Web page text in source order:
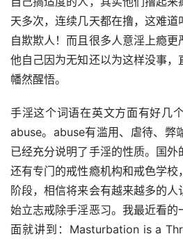
天多次，连续几天都在撸，这难
自欺欺人！而且很多人意淫上瘾
他自己因为无知还以为这样没事，
幡然醒悟。
手淫这个词语在英文方面有好几
abuse。abuse有滥用、虐待、弊
已经充分说明了手淫的性质。国
还有专门的戒性瘾机构和戒色学校
阶段，相信将来会有越来越多的
始立志戒除手淫恶习。我最近看的
面就讲到：Masturbation is a